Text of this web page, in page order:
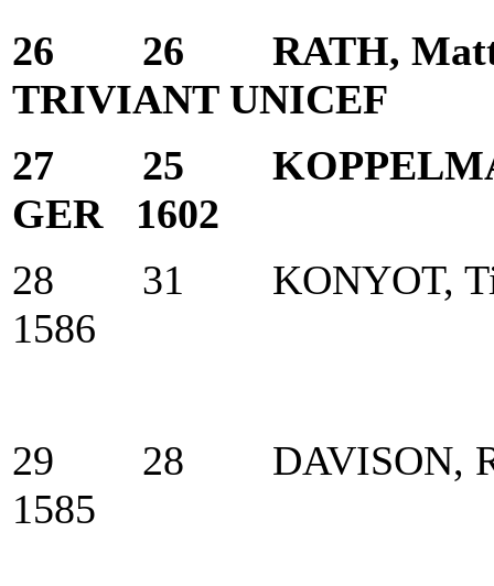
26 26 RATH,
TRIVIANT UNICEF
27 25
GER 1602
28 31 KONYOT,
1586
29 28 DAVISON,
1585